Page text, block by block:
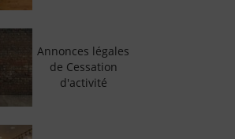
Annonces légales
de Cessation
d'activité